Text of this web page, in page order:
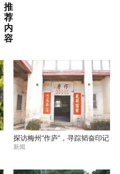
推
荐
内
容
探访梅州“作庐”，寻踪韬奋印记
新闻